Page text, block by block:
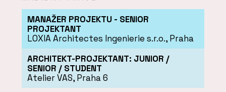
MANAŽER PROJEKTU - SENIOR
PROJEKTANT
LOXIA Architectes Ingenierie s.r.o., Praha
ARCHITEKT-PROJEKTANT: JUNIOR /
SENIOR / STUDENT
Atelier VAS, Praha 6